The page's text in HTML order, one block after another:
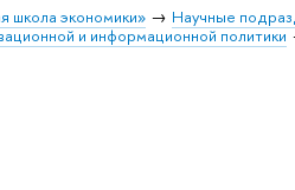
школа экономики» Научные
и информационной политики